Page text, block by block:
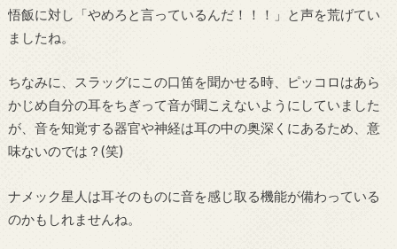
悟飯に対し「やめろと言っているんだ！！！」と声を荒げてい
ましたね。
ちなみに、スラッグにこの口笛を聞かせる時、ピッコロはあら
かじめ自分の耳をちぎって音が聞こえないようにしていました
が、音を知覚する器官や神経は耳の中の奥深くにあるため、意
味ないのでは？(笑)
ナメック星人は耳そのものに音を感じ取る機能が備わっている
のかもしれませんね。